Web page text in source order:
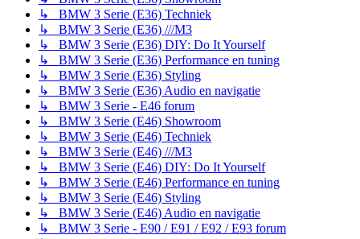
↳ BMW 3 Serie (E36) Techniek
↳ BMW 3 Serie (E36) ///M3
↳ BMW 3 Serie (E36) DIY: Do It Yourself
↳ BMW 3 Serie (E36) Performance en tuning
↳ BMW 3 Serie (E36) Styling
↳ BMW 3 Serie (E36) Audio en navigatie
↳ BMW 3 Serie - E46 forum
↳ BMW 3 Serie (E46) Showroom
↳ BMW 3 Serie (E46) Techniek
↳ BMW 3 Serie (E46) ///M3
↳ BMW 3 Serie (E46) DIY: Do It Yourself
↳ BMW 3 Serie (E46) Performance en tuning
↳ BMW 3 Serie (E46) Styling
↳ BMW 3 Serie (E46) Audio en navigatie
↳ BMW 3 Serie - E90 / E91 / E92 / E93 forum